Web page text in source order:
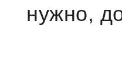
нужно,